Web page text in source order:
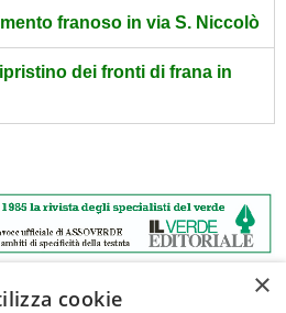
franoso in via S. Niccolò
dei fronti di frana in
×
cookie